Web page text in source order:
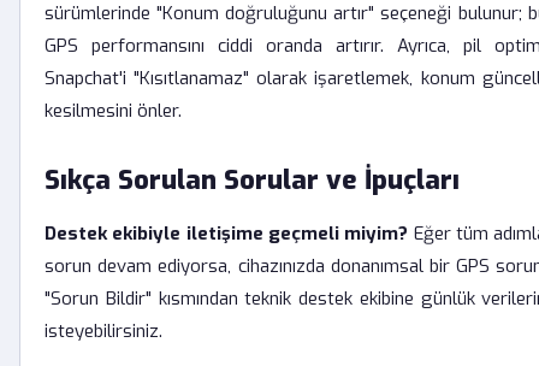
sürümlerinde "Konum doğruluğunu artır" seçeneği bulunur;
GPS performansını ciddi oranda artırır. Ayrıca, pil
Snapchat'i "Kısıtlanamaz" olarak işaretlemek, konum
kesilmesini önler.
Sıkça Sorulan Sorular ve İpuçları
Destek ekibiyle iletişime geçmeli miyim? Eğer tüm
sorun devam ediyorsa, cihazınızda donanımsal bir GPS
"Sorun Bildir" kısmından teknik destek ekibine günlük
isteyebilirsiniz.